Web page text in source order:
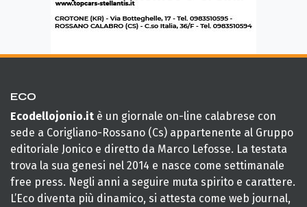
ECO
Ecodellojonio.it è un giornale on-line calabrese con
sede a Corigliano-Rossano (Cs) appartenente al Gruppo
editoriale Jonico e diretto da Marco Lefosse. La testata
trova la sua genesi nel 2014 e nasce come settimanale
free press. Negli anni a seguire muta spirito e carattere.
L’Eco diventa più dinamico, si attesta come web journal,